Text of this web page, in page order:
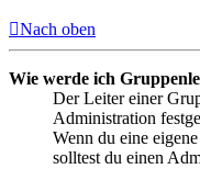
Nach oben
Wie werde ich
Der Leiter einer
Administration
Wenn du eine
solltest du einen